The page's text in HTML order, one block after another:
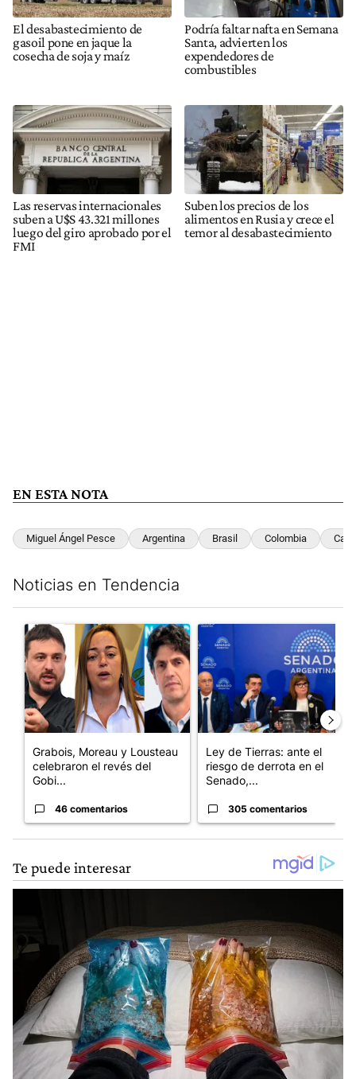
El desabastecimiento de
gasoil pone en jaque la
cosecha de soja y maíz
Podría faltar nafta en Semana
Santa, advierten los
expendedores de
combustibles
Las reservas internacionales
suben a U$S 43.321 millones
luego del giro aprobado por el
FMI
Suben los precios de los
alimentos en Rusia y crece el
temor al desabastecimiento
EN ESTA NOTA
Miguel Ángel Pesce Argentina Brasil Colombia Café
Noticias en Tendencia
Un artículo de tendencia con el título "Grabois, Moreau y
Grabois, Moreau y Lousteau
celebraron el revés del
Gobi...
46 comentarios
Un artículo de tendencia con
Ley de Tierras: ante el
riesgo de derrota en el
Senado,...
305 comentarios